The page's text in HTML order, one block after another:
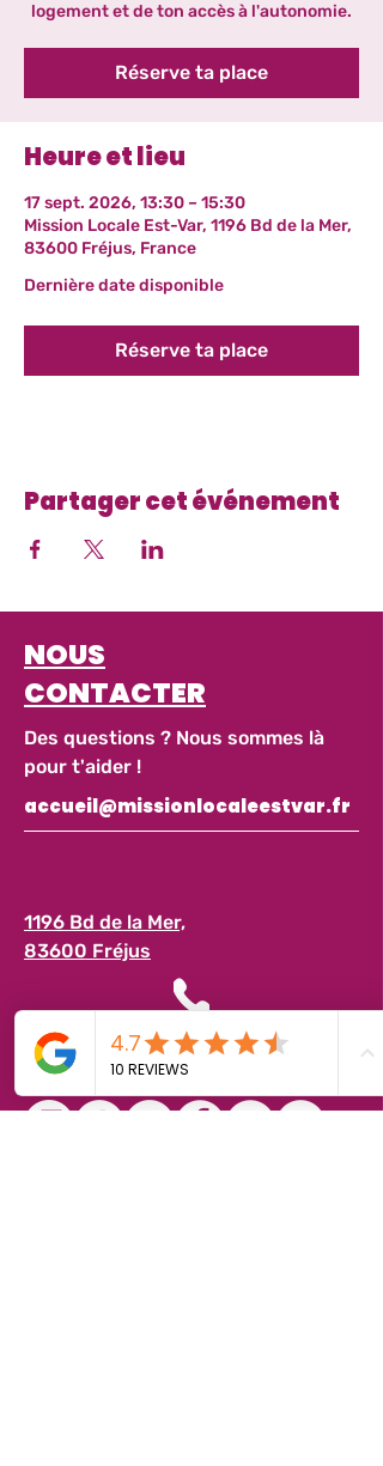
logement et de ton accès à l'autonomie.
Réserve ta place
Heure et lieu
17 sept. 2026, 13:30 – 15:30
Mission Locale Est-Var, 1196 Bd de la Mer,
83600 Fréjus, France
Dernière date disponible
Réserve ta place
Partager cet événement
NOUS
CONTACTER
Des questions ? Nous sommes là
pour t'aider !
accueil@missionlocaleestvar.fr
1196 Bd de la Mer,
83600 Fréjus
04 94 17 63 63